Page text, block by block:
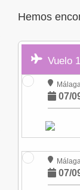
Hemos
Vuelo 1
07/
07/